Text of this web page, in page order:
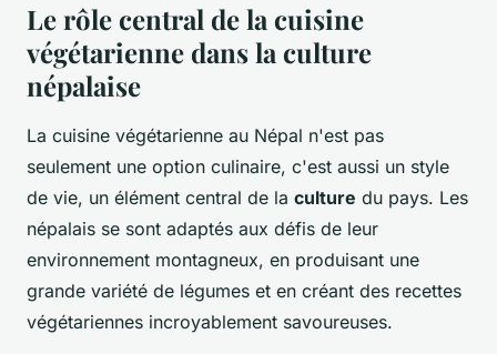
Le rôle central de la cuisine
végétarienne dans la culture
népalaise
La cuisine végétarienne au Népal n'est pas
seulement une option culinaire, c'est aussi un style
de vie, un élément central de la culture du pays. Les
népalais se sont adaptés aux défis de leur
environnement montagneux, en produisant une
grande variété de légumes et en créant des recettes
végétariennes incroyablement savoureuses.